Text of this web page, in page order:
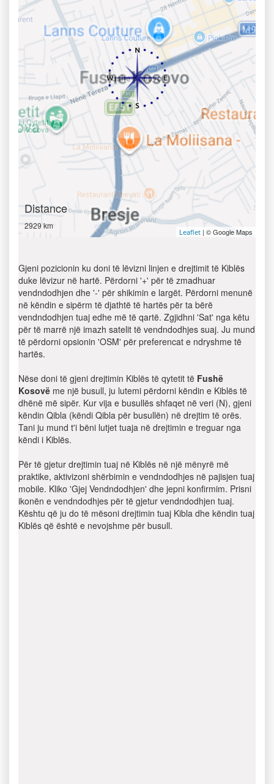
Distance
2929 km
Leaflet | © Google Maps
Gjeni pozicionin ku doni të lëvizni linjen e drejtimit të Kiblës
duke lëvizur në hartë. Përdorni '+' për të zmadhuar
vendndodhjen dhe '-' për shikimin e largët. Përdorni menunë
në këndin e sipërm të djathtë të hartës për ta bërë
vendndodhjen tuaj edhe më të qartë. Zgjidhni 'Sat' nga këtu
për të marrë një imazh satelit të vendndodhjes suaj. Ju mund
të përdorni opsionin 'OSM' për preferencat e ndryshme të
hartës.
Nëse doni të gjeni drejtimin Kiblës të qytetit të Fushë
Kosovë me një busull, ju lutemi përdorni këndin e Kiblës të
dhënë më sipër. Kur vija e busullës shfaqet në veri (N), gjeni
këndin Qibla (këndi Qibla për busullën) në drejtim të orës.
Tani ju mund t'i bëni lutjet tuaja në drejtimin e treguar nga
këndi i Kiblës.
Për të gjetur drejtimin tuaj në Kiblës në një mënyrë më
praktike, aktivizoni shërbimin e vendndodhjes në pajisjen tuaj
mobile. Kliko 'Gjej Vendndodhjen' dhe jepni konfirmim. Prisni
ikonën e vendndodhjes për të gjetur vendndodhjen tuaj.
Kështu që ju do të mësoni drejtimin tuaj Kibla dhe këndin tuaj
Kiblës që është e nevojshme për busull.